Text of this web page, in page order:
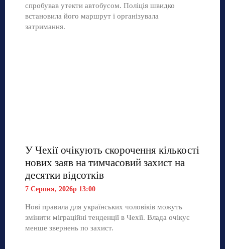
спробував утекти автобусом. Поліція швидко
встановила його маршрут і організувала
затримання.
У Чехії очікують скорочення кількості
нових заяв на тимчасовий захист на
десятки відсотків
7 Серпня, 2026р 13:00
Нові правила для українських чоловіків можуть
змінити міграційні тенденції в Чехії. Влада очікує
менше звернень по захист.